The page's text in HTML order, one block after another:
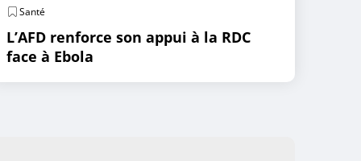
Santé
L’AFD renforce son appui à la RDC
face à Ebola